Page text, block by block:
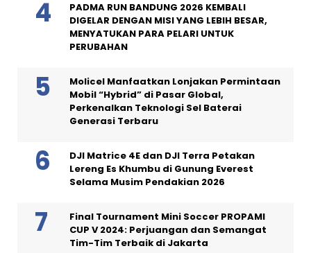
PADMA RUN BANDUNG 2026 KEMBALI
DIGELAR DENGAN MISI YANG LEBIH BESAR,
MENYATUKAN PARA PELARI UNTUK
PERUBAHAN
Molicel Manfaatkan Lonjakan Permintaan
Mobil “Hybrid” di Pasar Global,
Perkenalkan Teknologi Sel Baterai
Generasi Terbaru
DJI Matrice 4E dan DJI Terra Petakan
Lereng Es Khumbu di Gunung Everest
Selama Musim Pendakian 2026
Final Tournament Mini Soccer PROPAMI
CUP V 2024: Perjuangan dan Semangat
Tim-Tim Terbaik di Jakarta